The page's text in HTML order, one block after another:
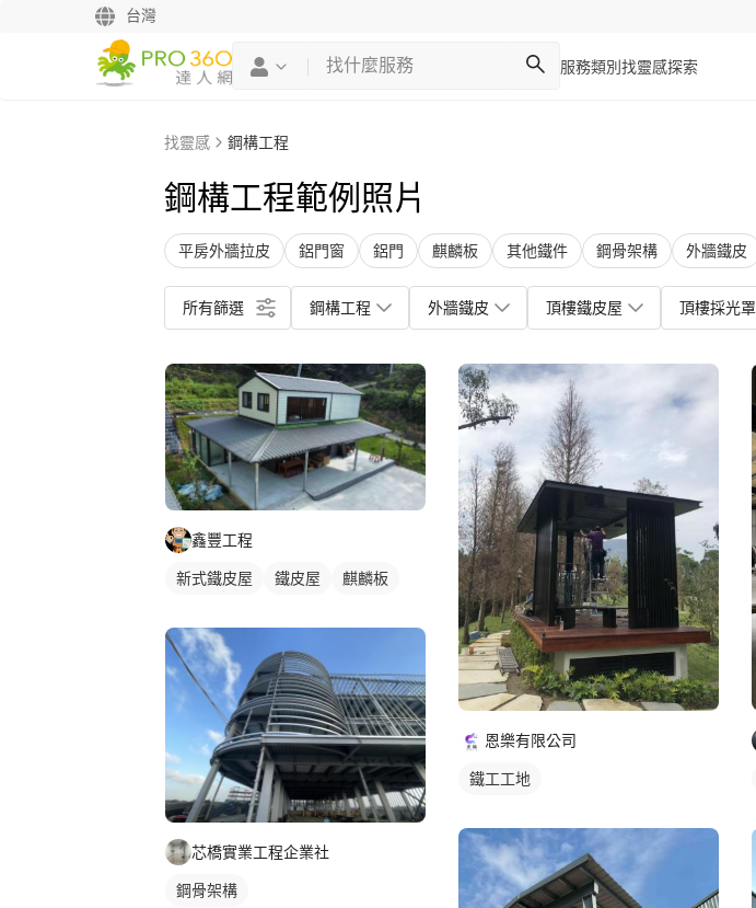
台灣
服務類別 找靈感探索
找靈感 鋼構工程
鋼構工程範例照片
平房外牆拉皮 鋁門窗 鋁門 麒麟板 其他鐵件 鋼骨架構 外牆鐵皮
所有篩選 鋼構工程 外牆鐵皮 頂樓鐵皮屋 頂樓採光罩
鑫豐工程
新式鐵皮屋 鐵皮屋 麒麟板
芯橋實業工程企業社
鋼骨架構
恩樂有限公司
鐵工工地